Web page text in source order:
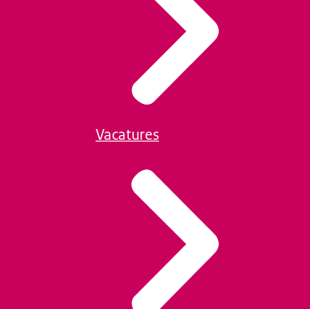
Vacatures